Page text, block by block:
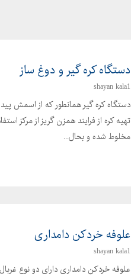
دستگاه کره گیر و دوغ ساز
shayan kala1
دستگاه کره گیر همانطور که از اسمش
تهیه کره از فرایند همزن گریز از مرکز
مخلوط شده و بحال...
علوفه خردکن دامداری
shayan kala1